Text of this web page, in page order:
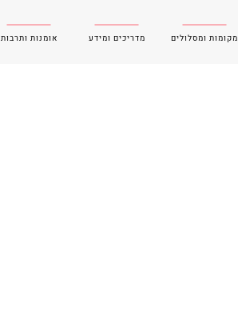
אומנות ותרבות מדריכים ומידע מקומות ומסלולים